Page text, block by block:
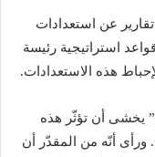
عن استعدادات
استراتيجية رئيسة
هذه الاستعدادات.
يخشى أن تؤثّر هذه
أنّه من المقدّر أن